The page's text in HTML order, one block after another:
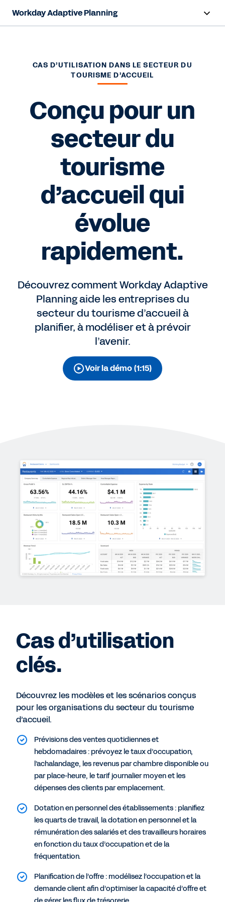
Workday Adaptive Planning
Fonctionnalités d’IA
Cas d’utilisation
Tarification
Essai gratuit
CAS D’UTILISATION DANS LE SECTEUR DU
TOURISME D’ACCUEIL
Conçu pour un
secteur du
tourisme
d’accueil qui
évolue
rapidement.
Découvrez comment Workday Adaptive
Planning aide les entreprises du
secteur du tourisme d’accueil à
planifier, à modéliser et à prévoir
l’avenir.
Voir la démo (1:15)
Cas d’utilisation
clés.
Découvrez les modèles et les scénarios conçus
pour les organisations du secteur du tourisme
d’accueil.
Prévisions des ventes quotidiennes et
hebdomadaires : prévoyez le taux d’occupation,
l’achalandage, les revenus par chambre disponible ou
par place-heure, le tarif journalier moyen et les
dépenses des clients par emplacement.
Dotation en personnel des établissements : planifiez
les quarts de travail, la dotation en personnel et la
rémunération des salariés et des travailleurs horaires
en fonction du taux d’occupation et de la
fréquentation.
Planification de l’offre : modélisez l’occupation et la
demande client afin d’optimiser la capacité d’offre et